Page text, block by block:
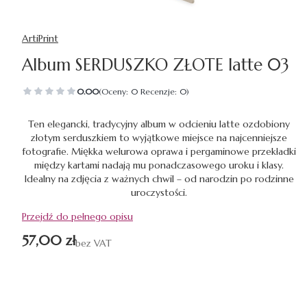
ArtiPrint
Album SERDUSZKO ZŁOTE latte 03
0.00(Oceny: 0 Recenzje: 0)
Ten elegancki, tradycyjny album w odcieniu latte ozdobiony
złotym serduszkiem to wyjątkowe miejsce na najcenniejsze
fotografie. Miękka welurowa oprawa i pergaminowe przekładki
między kartami nadają mu ponadczasowego uroku i klasy.
Idealny na zdjęcia z ważnych chwil – od narodzin po rodzinne
uroczystości.
Przejdź do pełnego opisu
Cena
57,00 złbez VAT